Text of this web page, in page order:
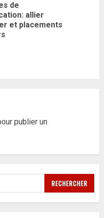
de
allier
et placements
publier un